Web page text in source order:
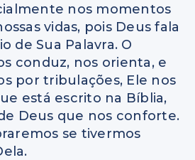
nos momentos
vidas, pois Deus fala
de Sua Palavra. O
conduz, nos orienta, e
por tribulações, Ele nos
está escrito na Bíblia,
Deus que nos conforte.
se tivermos